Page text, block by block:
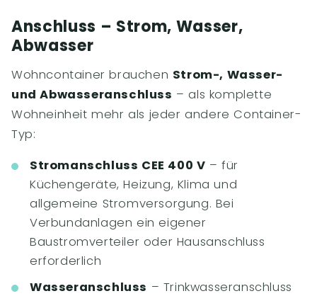
Anschluss – Strom, Wasser,
Abwasser
Wohncontainer brauchen Strom-, Wasser-
und Abwasseranschluss – als komplette
Wohneinheit mehr als jeder andere Container-
Typ:
Stromanschluss CEE 400 V – für
Küchengeräte, Heizung, Klima und
allgemeine Stromversorgung. Bei
Verbundanlagen ein eigener
Baustromverteiler oder Hausanschluss
erforderlich
Wasseranschluss – Trinkwasseranschluss